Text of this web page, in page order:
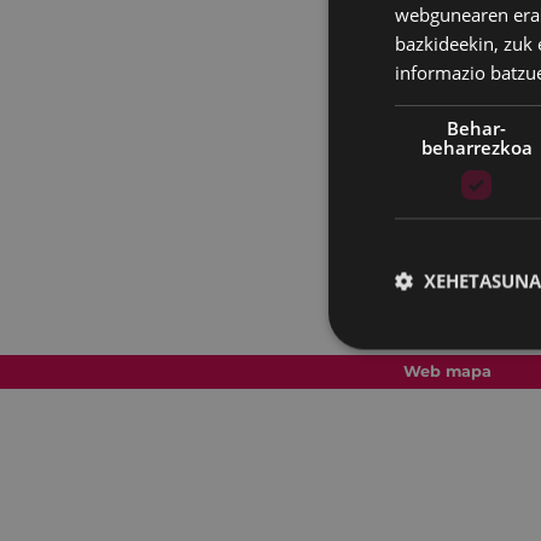
Web mapa
webgunearen
bazkideekin,
informazio
Behar-
beharrezkoa